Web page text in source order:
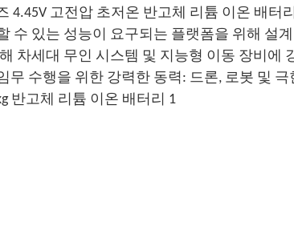
4.45V 고전압 초저온 반고체 리튬 이온 배터
수 있는 성능이 요구되는 플랫폼을 위해 설
차세대 무인 시스템 및 지능형 이동 장비에